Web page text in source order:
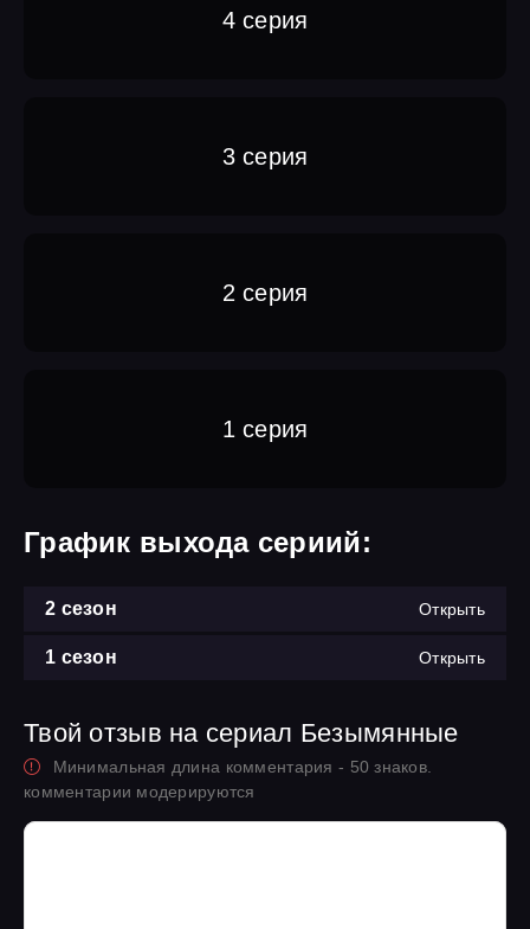
4 серия
3 серия
2 серия
1 серия
График выхода сериий:
2 сезон Открыть
1 сезон Открыть
Твой отзыв на сериал Безымянные
Минимальная длина комментария - 50 знаков.
комментарии модерируются